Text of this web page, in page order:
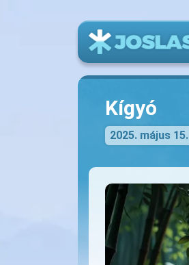
Kígyó
2025. május 15.